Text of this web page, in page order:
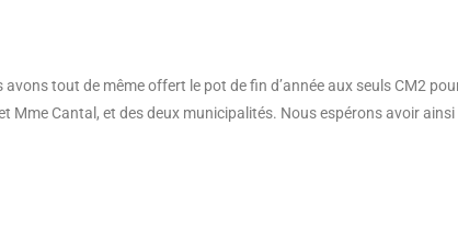
tout de même offert le pot de fin d’année aux seuls CM2
Mme Cantal, et des deux municipalités. Nous espérons avoir ainsi